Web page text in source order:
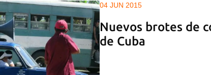
04 JUN 2015
Nuevos brotes de
de Cuba